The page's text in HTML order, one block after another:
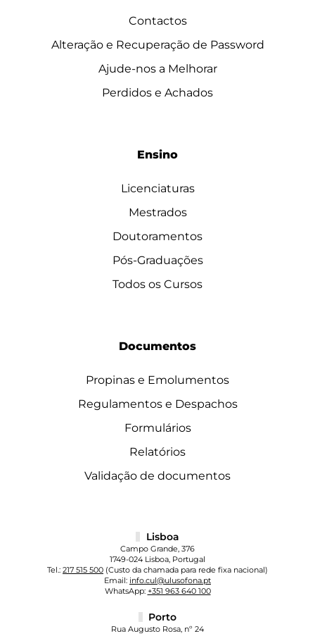
Contactos
Alteração e Recuperação de Password
Ajude-nos a Melhorar
Perdidos e Achados
Ensino
Licenciaturas
Mestrados
Doutoramentos
Pós-Graduações
Todos os Cursos
Documentos
Propinas e Emolumentos
Regulamentos e Despachos
Formulários
Relatórios
Validação de documentos
Lisboa
Campo Grande, 376
1749-024 Lisboa, Portugal
Tel.: 217 515 500 (Custo da chamada para rede fixa nacional)
Email: info.cul@ulusofona.pt
WhatsApp: +351 963 640 100
Porto
Rua Augusto Rosa, nº 24